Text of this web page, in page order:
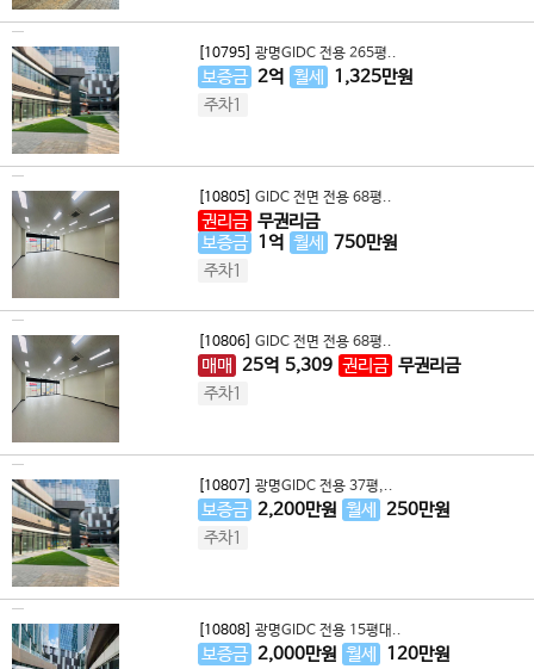
[10795] 광명GIDC 전용 265평..
보증금 2억 월세 1,325만원
주차1
[10805] GIDC 전면 전용 68평..
권리금 무권리금
보증금 1 억 월세 750만원
주차1
[10806] GIDC 전면 전용 68평..
매매 25억 5,309 권리금 무권리금
주차1
[10807] 광명GIDC 전용 37평,..
보증금 2,200만원 월세 250만원
주차1
[10808] 광명GIDC 전용 15평대..
보증금 2,000만원 월세 120만원